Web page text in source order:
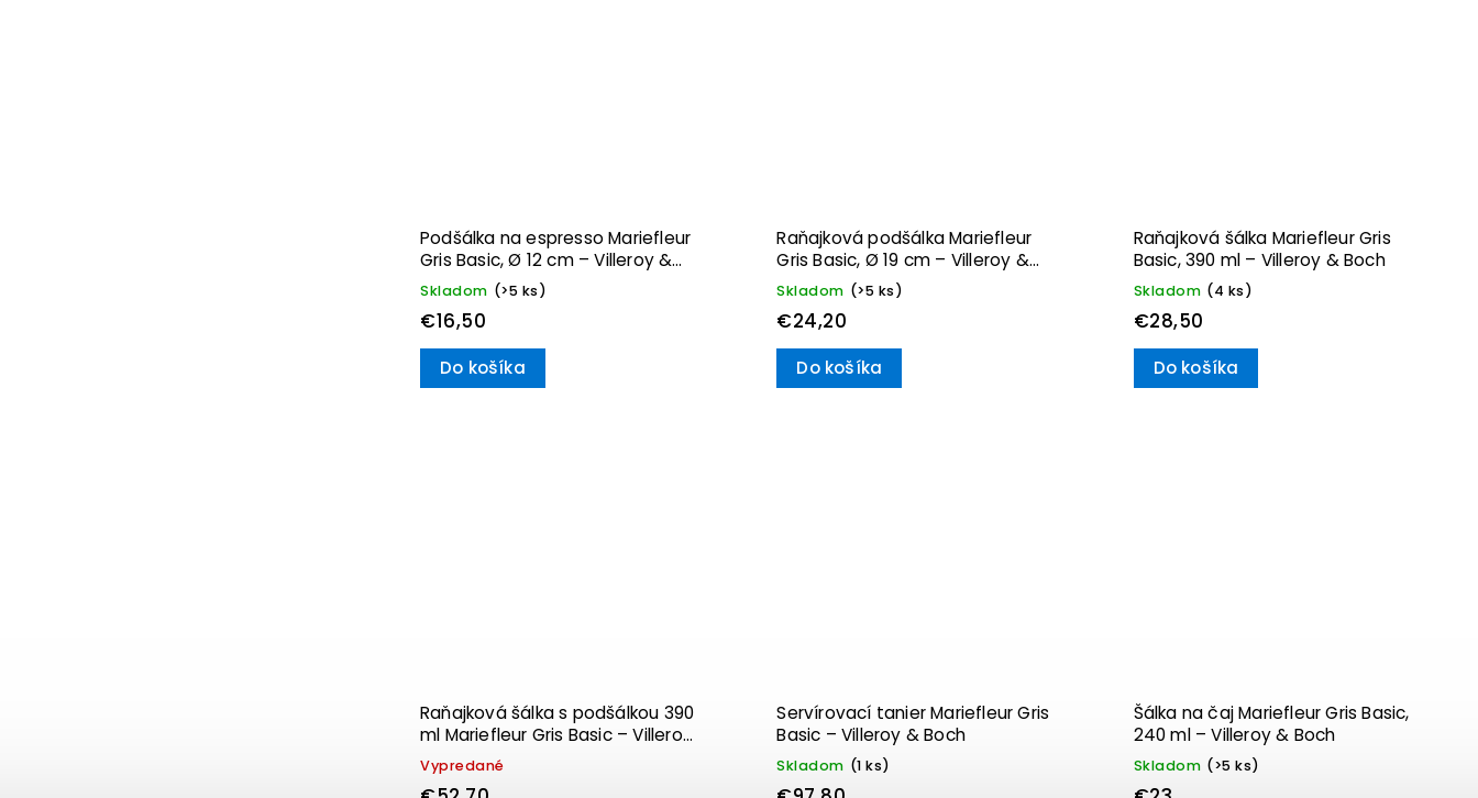
Podšálka na espresso Mariefleur
Gris Basic, Ø 12 cm – Villeroy &
Boch
Skladom (>5 ks)
€16,50
Do košíka
Raňajková podšálka Mariefleur
Gris Basic, Ø 19 cm – Villeroy &
Boch
Skladom (>5 ks)
€24,20
Do košíka
Raňajková šálka Mariefleur Gris
Basic, 390 ml – Villeroy & Boch
Skladom (4 ks)
€28,50
Do košíka
Raňajková šálka s podšálkou 390
ml Mariefleur Gris Basic – Villeroy
& Boch
Vypredané
Servírovací tanier Mariefleur Gris
Basic – Villeroy & Boch
Skladom (1 ks)
Šálka na čaj Mariefleur Gris Basic,
240 ml – Villeroy & Boch
Skladom (>5 ks)